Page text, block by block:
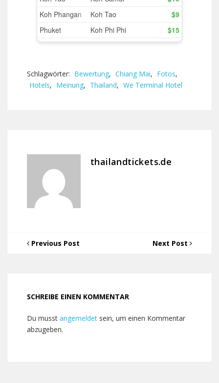
Schlagwörter: Bewertung, Chiang Mai, Fotos,
Hotels, Meinung, Thailand, We Terminal Hotel
thailandtickets.de
Previous Post Next Post
SCHREIBE EINEN KOMMENTAR
Du musst angemeldet sein, um einen Kommentar
abzugeben.